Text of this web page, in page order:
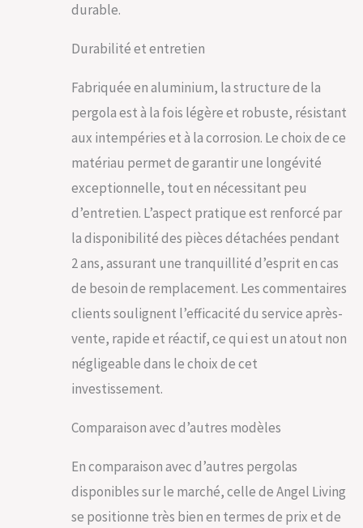
durable.
Durabilité et entretien
Fabriquée en aluminium, la structure de la
pergola est à la fois légère et robuste, résistant
aux intempéries et à la corrosion. Le choix de ce
matériau permet de garantir une longévité
exceptionnelle, tout en nécessitant peu
d’entretien. L’aspect pratique est renforcé par
la disponibilité des pièces détachées pendant
2 ans, assurant une tranquillité d’esprit en cas
de besoin de remplacement. Les commentaires
clients soulignent l’efficacité du service après-
vente, rapide et réactif, ce qui est un atout non
négligeable dans le choix de cet
investissement.
Comparaison avec d’autres modèles
En comparaison avec d’autres pergolas
disponibles sur le marché, celle de Angel Living
se positionne très bien en termes de prix et de